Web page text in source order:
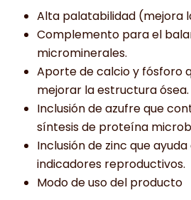
Alta palatabilidad (mejora
Complemento para el
microminerales.
Aporte de calcio y fósforo
mejorar la estructura ósea.
Inclusión de azufre que
síntesis de proteína
Inclusión de zinc que
indicadores reproductivos.
Modo de uso del producto